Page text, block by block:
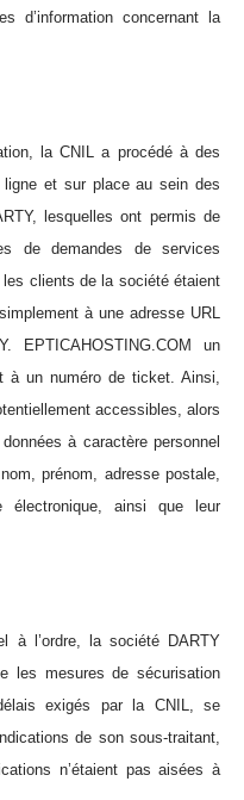
d’information concernant la
la CNIL a procédé à des
et sur place au sein des
lesquelles ont permis de
de demandes de services
clients de la société étaient
à une adresse URL
EPTICAHOSTING.COM un
à un numéro de ticket. Ainsi,
accessibles, alors
à caractère personnel
prénom, adresse postale,
électronique, ainsi que leur
à l’ordre, la société DARTY
les mesures de sécurisation
exigés par la CNIL, se
de son sous-traitant,
n’étaient pas aisées à